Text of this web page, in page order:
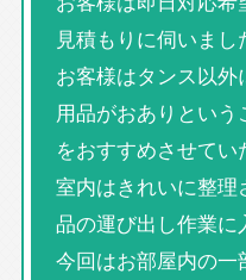
見積もりに伺いまし
お客様はタンス以
用品がおありとい
をおすすめさせてい
室内はきれいに整
品の運び出し作業に
今回はお部屋内の